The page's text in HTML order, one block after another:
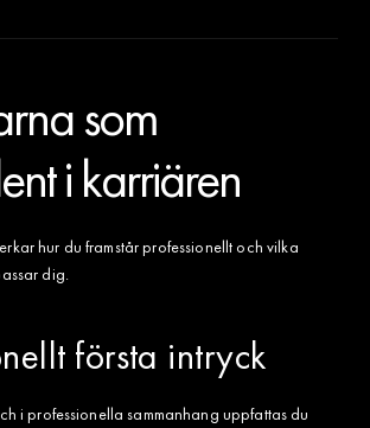
som
i karriären
hur du framstår professionellt och vilka
dig.
första intryck
i professionella sammanhang uppfattas du